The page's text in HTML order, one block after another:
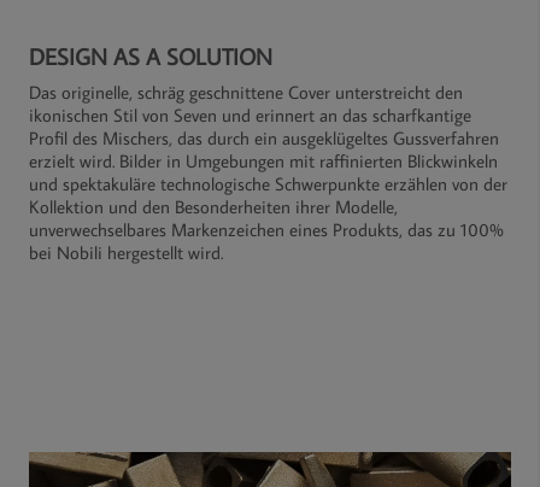
DESIGN AS A SOLUTION
Das originelle, schräg geschnittene Cover unterstreicht den
ikonischen Stil von Seven und erinnert an das scharfkantige
Profil des Mischers, das durch ein ausgeklügeltes Gussverfahren
erzielt wird. Bilder in Umgebungen mit raffinierten Blickwinkeln
und spektakuläre technologische Schwerpunkte erzählen von der
Kollektion und den Besonderheiten ihrer Modelle,
unverwechselbares Markenzeichen eines Produkts, das zu 100%
bei Nobili hergestellt wird.